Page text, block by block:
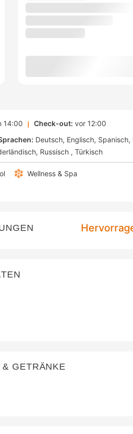
14:00 Check-out: vor 12:00
Deutsch Englisch Spanisch
Russisch Türkisch
Wellness & Spa
GETRÄNKE